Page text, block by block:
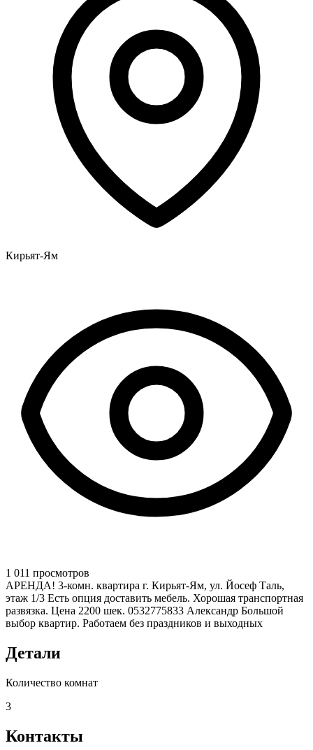
Кирьят-Ям
1 011 просмотров
АРЕНДА! 3-комн. квартира г. Кирьят-Ям, ул. Йосеф Таль,
этаж 1/3 Есть опция доставить мебель. Хорошая транспортная
развязка. Цена 2200 шек. 0532775833 Александр Большой
выбор квартир. Работаем без праздников и выходных
Детали
Количество комнат
3
Контакты